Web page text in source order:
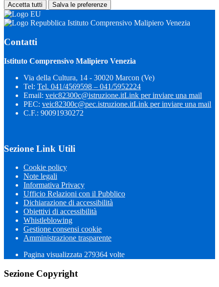
Accetta tutti Salva le preferenze
Istituto Comprensivo Malipiero Venezia
Contatti
Istituto Comprensivo Malipiero Venezia
Via della Cultura, 14 - 30020 Marcon (Ve)
Tel: Tel. 041/4569598 – 041/5952224
Email: veic82300c@istruzione.itLink per inviare una mail
PEC: veic82300c@pec.istruzione.itLink per inviare una mail
C.F.: 90091930272
Sezione Link Utili
Cookie policy
Note legali
Informativa Privacy
Ufficio Relazioni con il Pubblico
Dichiarazione di accessibilità
Obiettivi di accessibilità
Whistleblowing
Gestione consensi cookie
Amministrazione trasparente
Pagina visualizzata 279364 volte
Sezione Copyright